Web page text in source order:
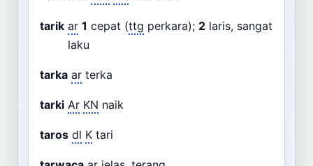
tarik ar 1 cepat (ttg perkara); 2 laris, sangat
laku
tarka ar terka
tarki Ar KN naik
taros dl K tari